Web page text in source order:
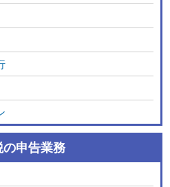
の申告業務